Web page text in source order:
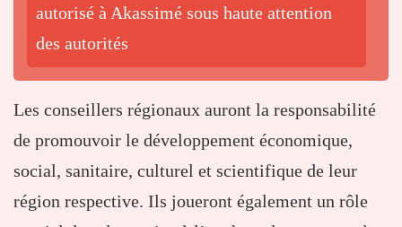
autorisé à Akassimé sous haute attention
des autorités
Les conseillers régionaux auront la responsabilité
de promouvoir le développement économique,
social, sanitaire, culturel et scientifique de leur
région respective. Ils joueront également un rôle